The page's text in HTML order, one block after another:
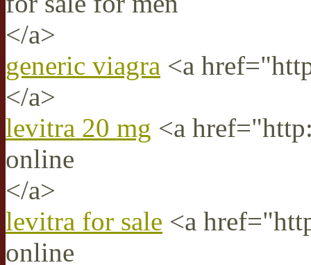
</a>
generic viagra <a
</a>
levitra 20 mg <a
online
</a>
levitra for sale <a
online